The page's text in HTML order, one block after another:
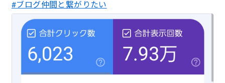
#ブログ仲間と繋がりたい